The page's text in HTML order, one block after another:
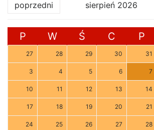
poprzedni sierpień 2026
P W Ś C P
27 28 29 30 31
3 4 5 6 7
10 11 12 13 14
17 18 19 20 21
24 25 26 27 28